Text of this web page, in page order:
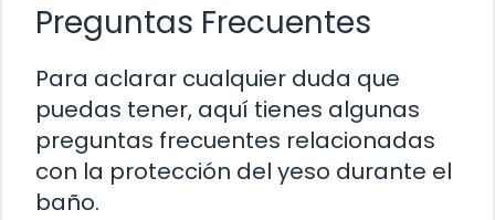
Preguntas Frecuentes
Para aclarar cualquier duda que
puedas tener, aquí tienes algunas
preguntas frecuentes relacionadas
con la protección del yeso durante el
baño.